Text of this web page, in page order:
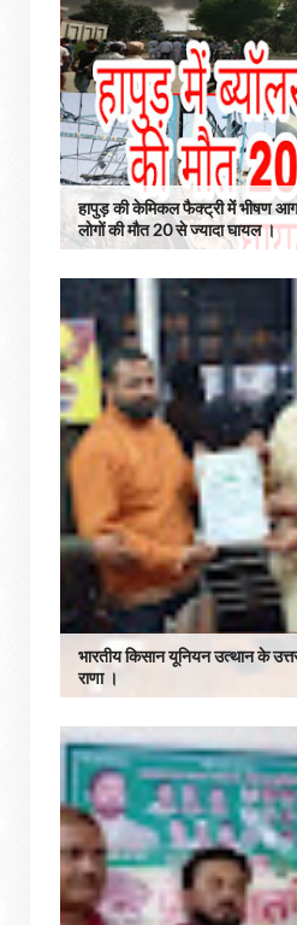
हापुड़ की केमिकल फैक्ट्री में भीषण
लोगों की मौत 20 से ज्यादा घायल ।
भारतीय किसान यूनियन उत्थान के
राणा ।